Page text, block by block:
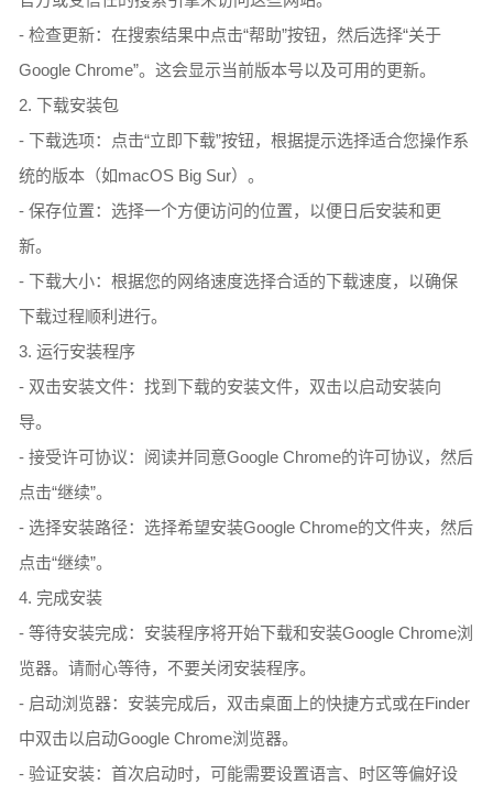
- 检查更新：在搜索结果中点击“帮助”按钮，然后选择“关于
Google Chrome”。这会显示当前版本号以及可用的更新。
2. 下载安装包
- 下载选项：点击“立即下载”按钮，根据提示选择适合您操作系
统的版本（如macOS Big Sur）。
- 保存位置：选择一个方便访问的位置，以便日后安装和更
新。
- 下载大小：根据您的网络速度选择合适的下载速度，以确保
下载过程顺利进行。
3. 运行安装程序
- 双击安装文件：找到下载的安装文件，双击以启动安装向
导。
- 接受许可协议：阅读并同意Google Chrome的许可协议，然后
点击“继续”。
- 选择安装路径：选择希望安装Google Chrome的文件夹，然后
点击“继续”。
4. 完成安装
- 等待安装完成：安装程序将开始下载和安装Google Chrome浏
览器。请耐心等待，不要关闭安装程序。
- 启动浏览器：安装完成后，双击桌面上的快捷方式或在Finder
中双击以启动Google Chrome浏览器。
- 验证安装：首次启动时，可能需要设置语言、时区等偏好设